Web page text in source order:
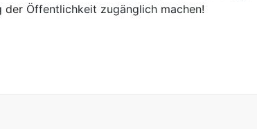
der Öffentlichkeit zugänglich machen!